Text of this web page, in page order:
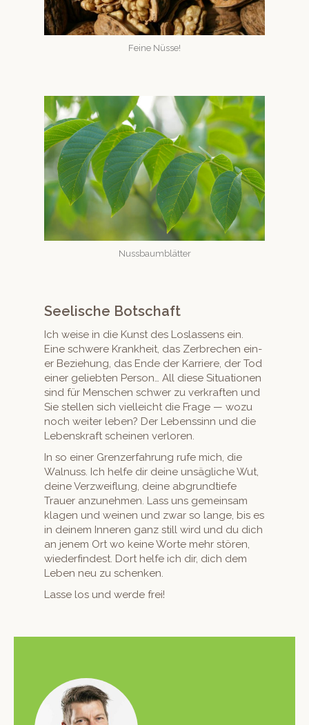
Feine Nüsse!
Nuss­baum­blät­ter
Seelische Botschaft
Ich weise in die Kun­st des Loslassens ein.
Eine schwere Krankheit, das Zer­brechen ein­
er Beziehung, das Ende der Kar­riere, der Tod
ein­er geliebten Per­son… All diese Sit­u­a­tio­nen
sind für Men­schen schw­er zu verkraften und
Sie stellen sich vielle­icht die Frage — wozu
noch weit­er leben? Der Lebenssinn und die
Leben­skraft scheinen verloren.
In so ein­er Gren­z­er­fahrung rufe mich, die
Wal­nuss. Ich helfe dir deine unsägliche Wut,
deine Verzwei­flung, deine abgrundtiefe
Trauer anzunehmen. Lass uns gemein­sam
kla­gen und weinen und zwar so lange, bis es
in deinem Inneren ganz still wird und du dich
an jen­em Ort wo keine Worte mehr stören,
wiederfind­est. Dort helfe ich dir, dich dem
Leben neu zu schenken.
Lasse los und werde frei!